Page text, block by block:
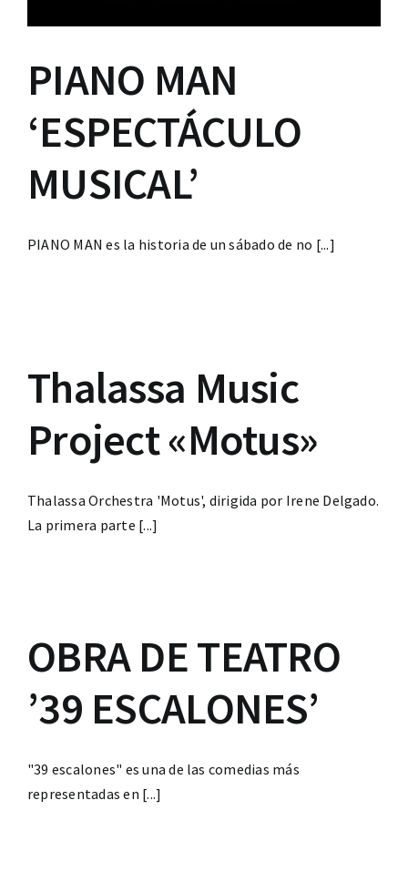
PIANO MAN
‘ESPECTÁCULO
MUSICAL’
PIANO MAN es la historia de un sábado de no [...]
Thalassa Music
Project «Motus»
Thalassa Orchestra 'Motus', dirigida por Irene Delgado.
La primera parte [...]
OBRA DE TEATRO
’39 ESCALONES’
"39 escalones" es una de las comedias más
representadas en [...]